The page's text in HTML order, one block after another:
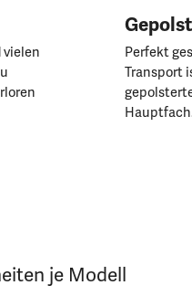
Perfekt
Transport
je Modell